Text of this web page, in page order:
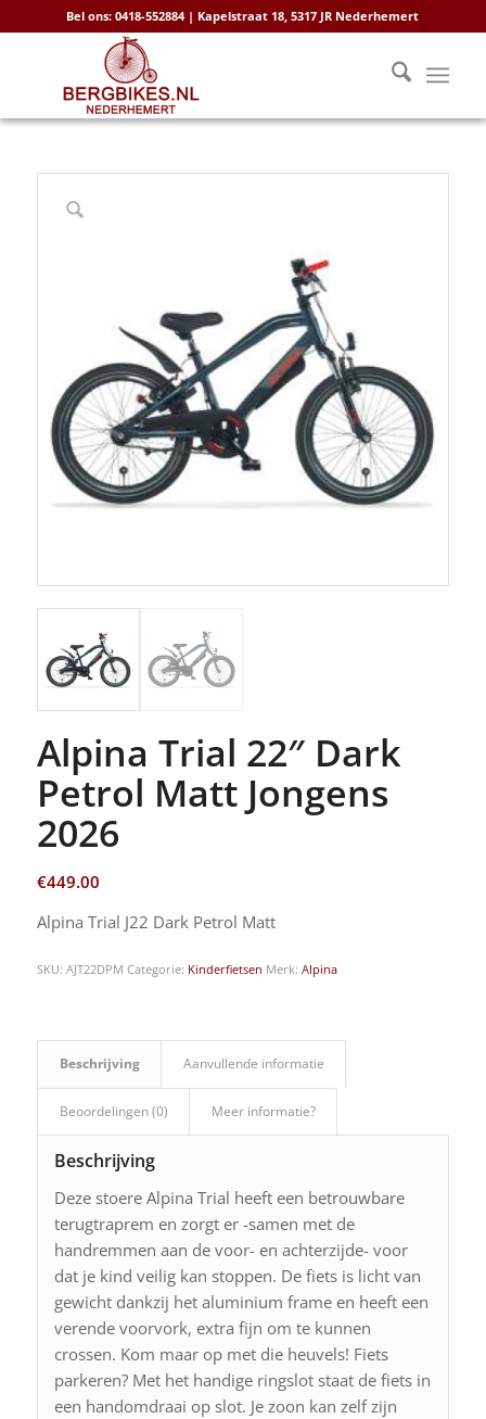
Bel ons: 0418-552884 | Kapelstraat 18, 5317 JR Nederhemert
Alpina Trial 22″ Dark
Petrol Matt Jongens
2026
€449.00
Alpina Trial J22 Dark Petrol Matt
SKU: AJT22DPM Categorie: Kinderfietsen Merk: Alpina
Beschrijving Aanvullende informatie
Beoordelingen (0) Meer informatie?
Beschrijving
Deze stoere Alpina Trial heeft een betrouwbare
terugtraprem en zorgt er -samen met de
handremmen aan de voor- en achterzijde- voor
dat je kind veilig kan stoppen. De fiets is licht van
gewicht dankzij het aluminium frame en heeft een
verende voorvork, extra fijn om te kunnen
crossen. Kom maar op met die heuvels! Fiets
parkeren? Met het handige ringslot staat de fiets in
een handomdraai op slot. Je zoon kan zelf zijn